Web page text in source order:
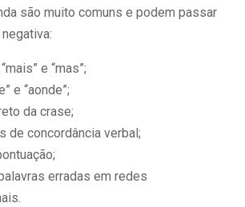
são muito comuns e podem passar
e “mas”;
e “aonde”;
da crase;
de concordância verbal;
erradas em redes